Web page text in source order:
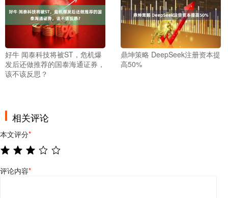
好牛 闻泰科技将被ST，危机爆
发后还做推荐的国泰海通证券，
该不该反思？
鼎坤策略 DeepSeek注册资本提
高50%
相关评论
本文评分*
评论内容*